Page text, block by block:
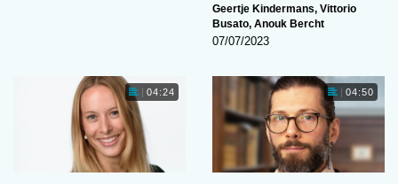
Geertje Kindermans, Vittorio
Busato, Anouk Bercht
07/07/2023
04:24 04:50